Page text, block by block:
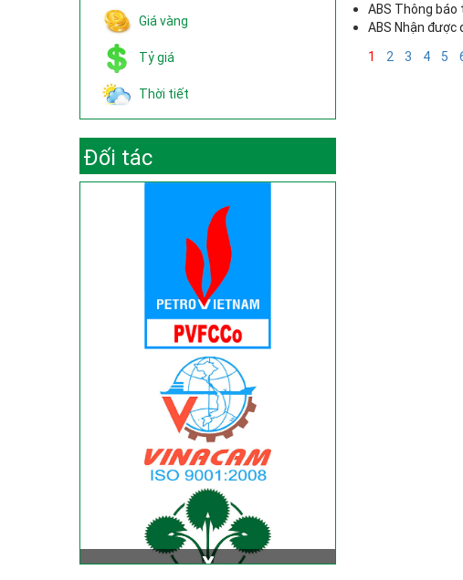
Giá vàng
Tỷ giá
Thời tiết
Đối tác
ABS Thông
ABS Nhận được
1
2 3 4 5